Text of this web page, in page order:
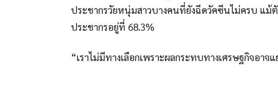
ประชากรวัยหนุ่มสาวบางคนที่ยังฉีดวัคซีนไม่ครบ แม้
ประชากรอยู่ที่ 68.3%
“เราไม่มีทางเลือกเพราะผลกระทบทางเศรษฐกิจอาจแ